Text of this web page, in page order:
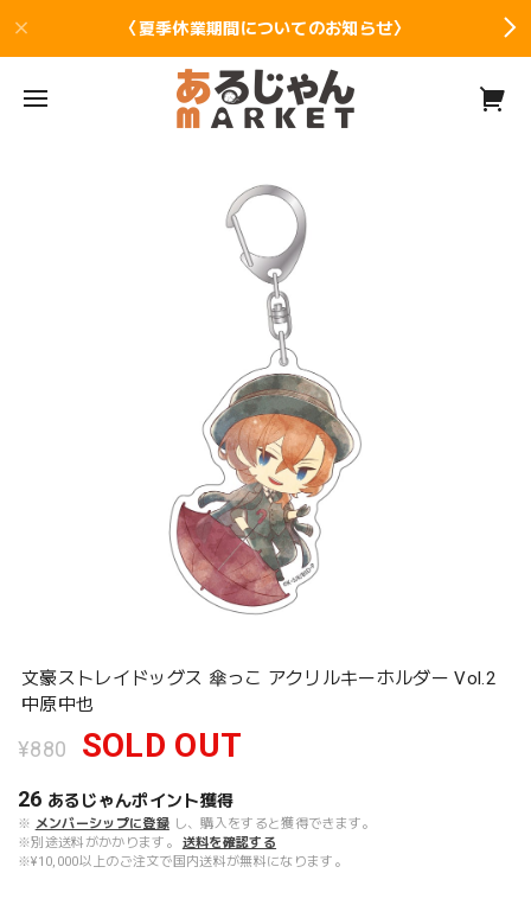
〈夏季休業期間についてのお知らせ〉
文豪ストレイドッグス 傘っこ アクリルキーホルダー Vol.2
中原中也
¥880 SOLD OUT
26 あるじゃんポイント獲得
※ メンバーシップに登録 し、購入をすると獲得できます。
※別途送料がかかります。
送料を確認する
※¥10,000以上のご注文で国内送料が無料になります。